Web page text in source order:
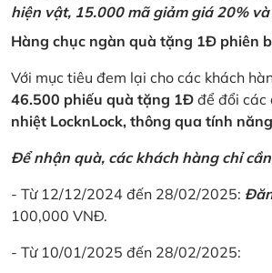
hiện vật, 15.000 mã giảm giá 20%
Hàng chục ngàn quà tặng 1Đ phiên
Với mục tiêu đem lại cho các khách
46.500 phiếu quà tặng 1Đ để đổi các
nhiệt LocknLock, thông qua tính
Để nhận quà, các khách hàng chỉ
- Từ 12/12/2024 đến 28/02/2025:
100,000 VNĐ.
- Từ 10/01/2025 đến 28/02/2025: